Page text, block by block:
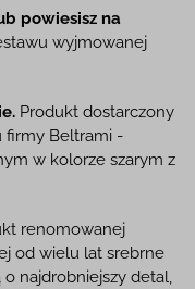
powiesisz na
wyjmowanej
Produkt dostarczony
firmy Beltrami -
w kolorze szarym z
renomowanej
od wielu lat srebrne
o najdrobniejszy detal,